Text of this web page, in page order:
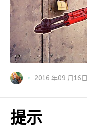
2016 年09 月16日
提示